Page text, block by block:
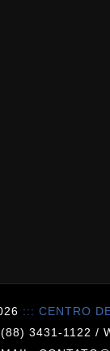
::: CENTRO
3431-1122 /